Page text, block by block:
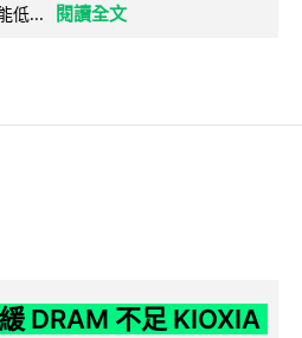
低...
閱讀全文
DRAM 不足 KIOXIA